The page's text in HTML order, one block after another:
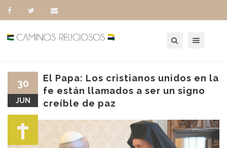
El Papa: Los cristianos unidos en la
fe están llamados a ser un signo
creíble de paz
30
JUN